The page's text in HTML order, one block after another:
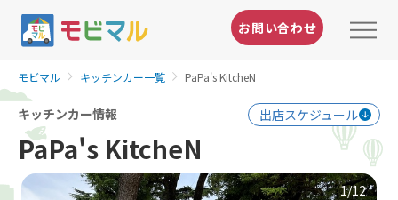
お問い合わせ
モビマル キッチンカー一覧 PaPa's KitcheN
キッチンカー情報 出店スケジュール
PaPa's KitcheN
1/12